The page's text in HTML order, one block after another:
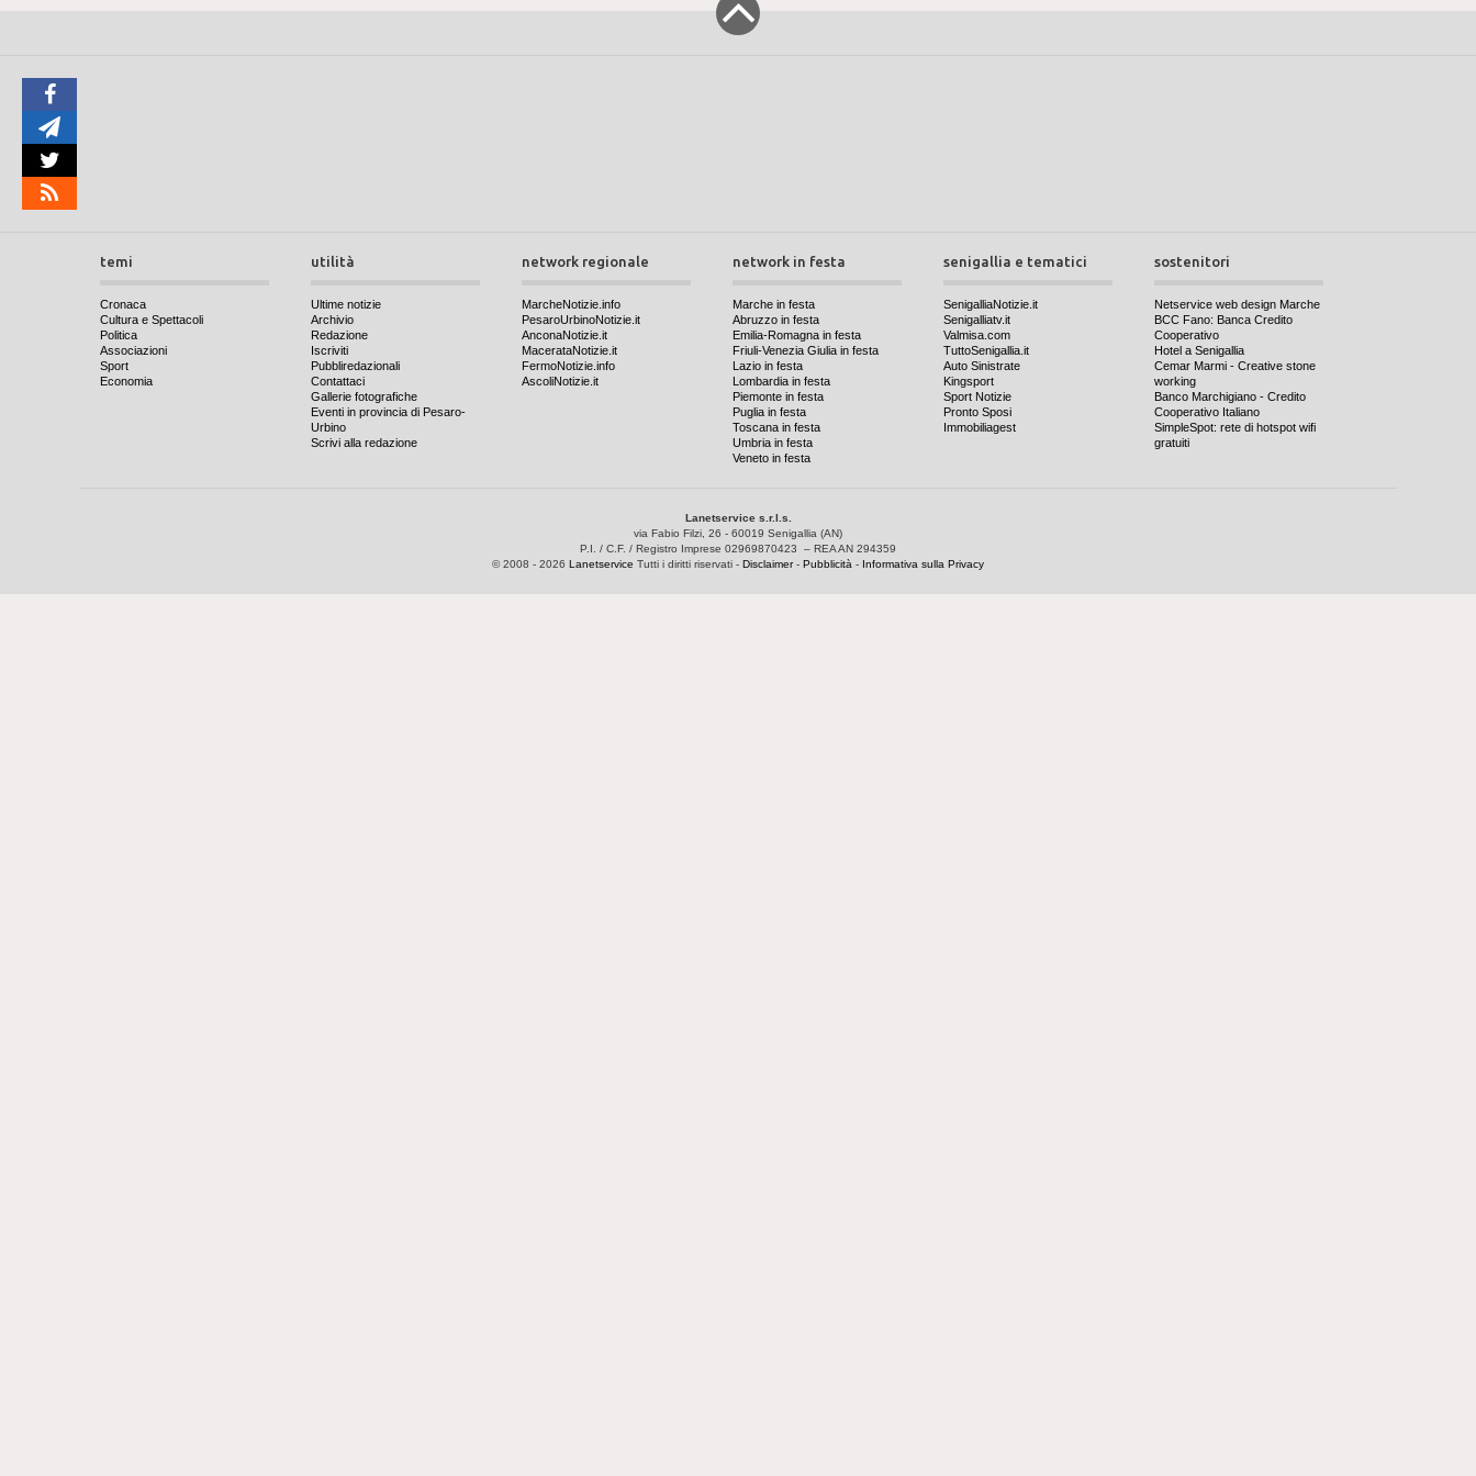
temi
Cronaca
Cultura e Spettacoli
Politica
Associazioni
Sport
Economia
utilità
Ultime notizie
Archivio
Redazione
Iscriviti
Pubbliredazionali
Contattaci
Gallerie fotografiche
Eventi in provincia di Pesaro-
Urbino
Scrivi alla redazione
network regionale
MarcheNotizie.info
PesaroUrbinoNotizie.it
AnconaNotizie.it
MacerataNotizie.it
FermoNotizie.info
AscoliNotizie.it
network in festa
Marche in festa
Abruzzo in festa
Emilia-Romagna in festa
Friuli-Venezia Giulia in festa
Lazio in festa
Lombardia in festa
Piemonte in festa
Puglia in festa
Toscana in festa
Umbria in festa
Veneto in festa
senigallia e tematici
SenigalliaNotizie.it
Senigalliatv.it
Valmisa.com
TuttoSenigallia.it
Auto Sinistrate
Kingsport
Sport Notizie
Pronto Sposi
Immobiliagest
sostenitori
Netservice web design Marche
BCC Fano: Banca Credito
Cooperativo
Hotel a Senigallia
Cemar Marmi - Creative stone
working
Banco Marchigiano - Credito
Cooperativo Italiano
SimpleSpot: rete di hotspot wifi
gratuiti
Lanetservice s.r.l.s.
via Fabio Filzi, 26 - 60019 Senigallia (AN)
P.I. / C.F. / Registro Imprese 02969870423 – REA AN 294359
© 2008 - 2026 Lanetservice Tutti i diritti riservati - Disclaimer- Pubblicità - Informativa sulla Privacy